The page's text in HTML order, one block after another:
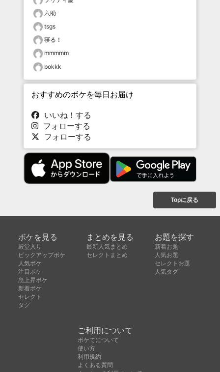
六助
tsgs
寝る！
mmmmm
bokkk
おすすめのボケを毎日お届け
いいね！する
フォローする
フォローする
Topに戻る
ボケを見る
殿堂入り
ピックアップボケ
人気ボケ
注目ボケ
急上昇ボケ
新着ボケ
セレクト
タグ
まとめを見る
最新人気まとめ
セレクトまとめ
お題を探す
新着お題
人気お題
セレクトお題
人気タグ
ご利用について
ボケてについて
使い方
利用規約
よくある質問